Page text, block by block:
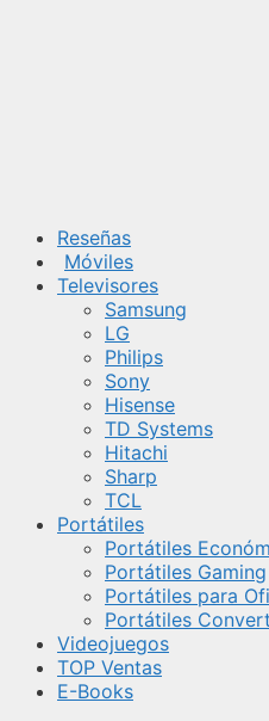
Reseñas
Móviles
Televisores
Samsung
LG
Philips
Sony
Hisense
TD Systems
Hitachi
Sharp
TCL
Portátiles
Portátiles
Portátiles Gaming
Portátiles para
Portátiles
Videojuegos
TOP Ventas
E-Books